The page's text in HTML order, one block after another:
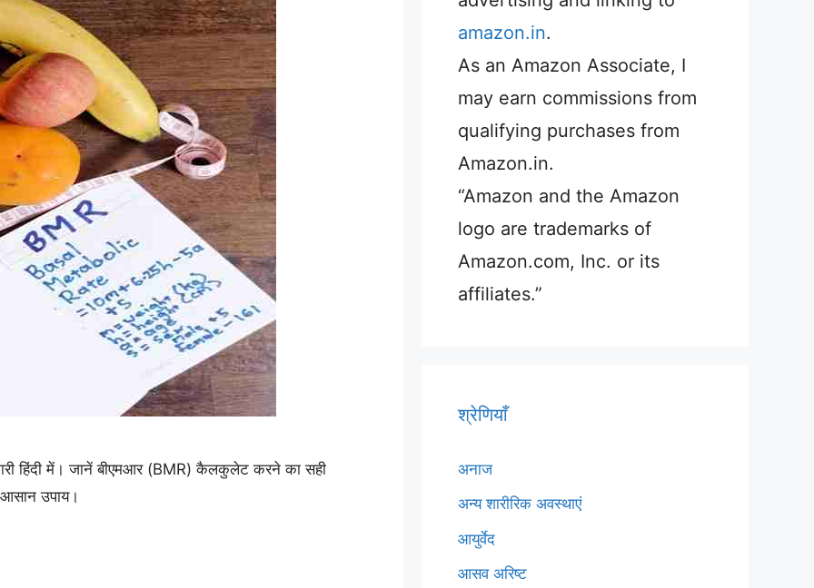
हिंदी में। जानें बीएमआर (BMR) कैलकुलेट करने का सही
उपाय।
amazon.in.
As an Amazon Associate, I
may earn commissions from
qualifying purchases from
Amazon.in.
“Amazon and the Amazon
logo are trademarks of
Amazon.com, Inc. or its
affiliates.”
श्रेणियाँ
अनाज
अन्य शारीरिक अवस्थाएं
आयुर्वेद
आसव अरिष्ट